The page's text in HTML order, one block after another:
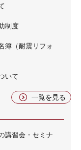
制度
簿（耐震リフォ
いて
一覧を見る
講習会・セミナ